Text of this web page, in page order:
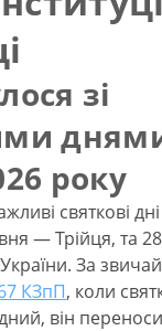
зі
року
святкові
— Трійця, та
За
КЗпП, коли
він